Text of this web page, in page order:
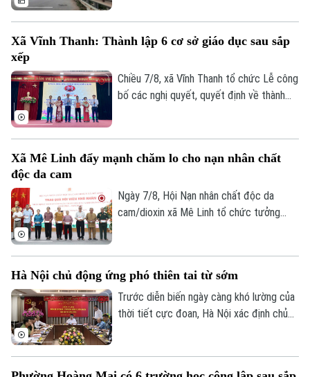
Thời sự
Hà Nội
Hà Nội
Nhịp sống Hà Nội
phương có dự án đi qua đang tập trung
phương án bồi thường, hỗ trợ, tái định cư
và tăng cường đối thoại để tạo đồng
Xã Vĩnh Thanh: Thành lập 6 cơ sở giáo dục sau sắp
xếp
Chiều 7/8, xã Vĩnh Thanh tổ chức Lễ công
bố các nghị quyết, quyết định về thành
Xã Mê Linh đẩy mạnh chăm lo cho nạn nhân chất
độc da cam
Ngày 7/8, Hội Nạn nhân chất độc da
cam/dioxin xã Mê Linh tổ chức tưởng
Hà Nội chủ động ứng phó thiên tai từ sớm
Trước diễn biến ngày càng khó lường của
thời tiết cực đoan, Hà Nội xác định chủ